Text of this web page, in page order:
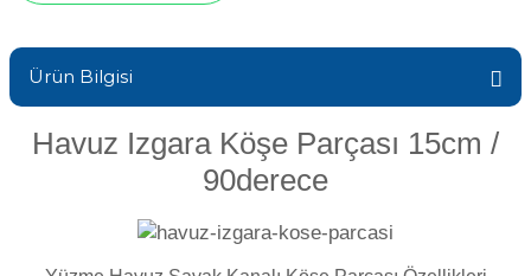
Gemaş Havuz
Wtr Havuz
Wtr Havuz Kimyasalları Setleri
Selenoid
Havuz Vana
Havuz Isıtma
Havuz Elektrik
Ürün Bilgisi
Havuz Izgara Köşe Parçası 15cm /
90derece